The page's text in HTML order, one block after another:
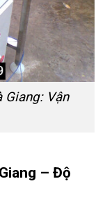
Giang: Vận
– Độ